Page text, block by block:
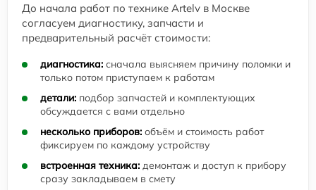
До начала работ по технике Artelv в Москве
согласуем диагностику, запчасти и
предварительный расчёт стоимости:
диагностика: сначала выясняем причину поломки и
только потом приступаем к работам
детали: подбор запчастей и комплектующих
обсуждается с вами отдельно
несколько приборов: объём и стоимость работ
фиксируем по каждому устройству
встроенная техника: демонтаж и доступ к прибору
сразу закладываем в смету